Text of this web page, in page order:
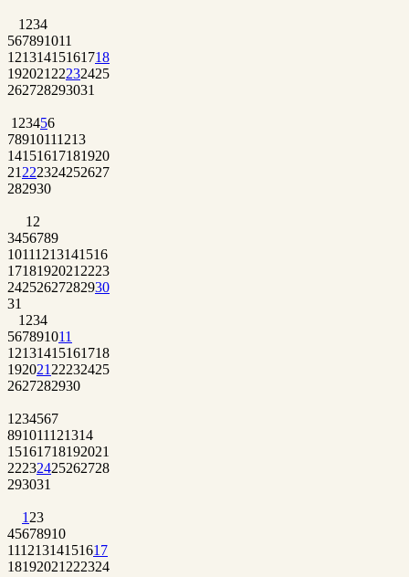
1 234
567891011
12131415161718
192021 22232425
262728293031
1 23456
78910111213
14151617181920
21 222324252627
282930
1 2
3456789
10111213141516
1718192021 2223
24252627282930
31
1 234
567891011
12131415161718
192021 22232425
2627282930
1 234567
891011121314
15161718192021
22232425262728
293031
1 23
45678910
11121314151617
18192021 222324